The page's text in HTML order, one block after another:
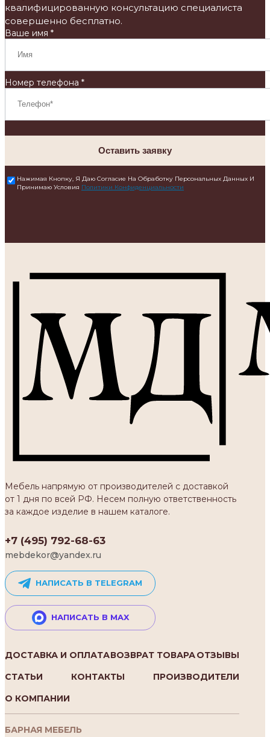
квалифицированную консультацию специалиста
совершенно бесплатно.
Ваше имя *
Номер телефона *
Оставить заявку
Нажимая Кнопку, Я Даю Согласие На Обработку Персональных Данных И
Принимаю Условия Политики Конфиденциальности
Мебель напрямую от производителей с доставкой
от 1 дня по всей РФ. Несем полную ответственность
за каждое изделие в нашем каталоге.
+7 (495) 792-68-63
mebdekor@yandex.ru
НАПИСАТЬ В TELEGRAM
НАПИСАТЬ В MAX
ДОСТАВКА И ОПЛАТАВОЗВРАТ ТОВАРАОТЗЫВЫ
СТАТЬИ
КОНТАКТЫ
ПРОИЗВОДИТЕЛИ
О КОМПАНИИ
БАРНАЯ МЕБЕЛЬ